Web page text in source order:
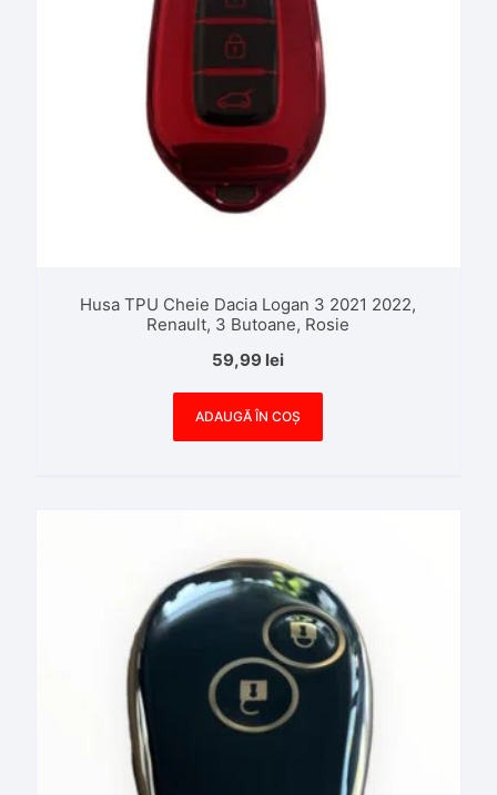
Husa TPU Cheie Dacia Logan 3 2021 2022,
Renault, 3 Butoane, Rosie
59,99 lei
ADAUGĂ ÎN COȘ